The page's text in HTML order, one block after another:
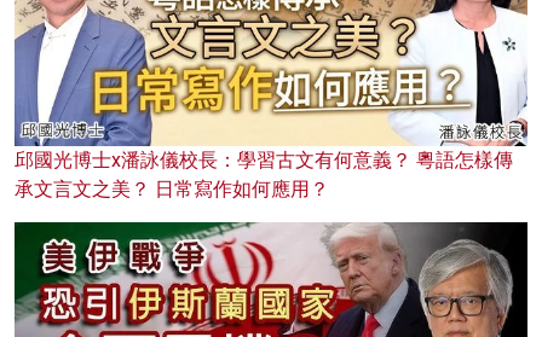
邱國光博士x潘詠儀校長：學習古文有何意義？ 粵語怎樣傳
承文言文之美？ 日常寫作如何應用？